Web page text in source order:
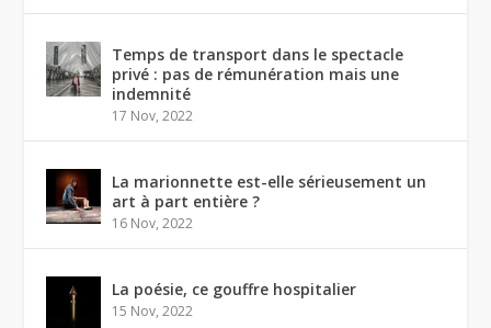
Temps de transport dans le spectacle
privé : pas de rémunération mais une
indemnité
17 Nov, 2022
La marionnette est-elle sérieusement un
art à part entière ?
16 Nov, 2022
La poésie, ce gouffre hospitalier
15 Nov, 2022